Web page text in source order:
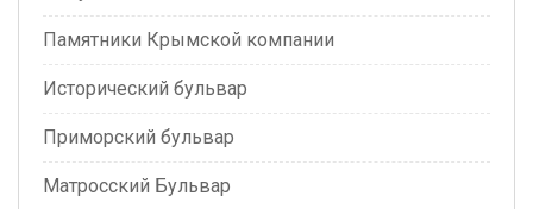
Памятники Крымской компании
Исторический бульвар
Приморский бульвар
Матросский Бульвар